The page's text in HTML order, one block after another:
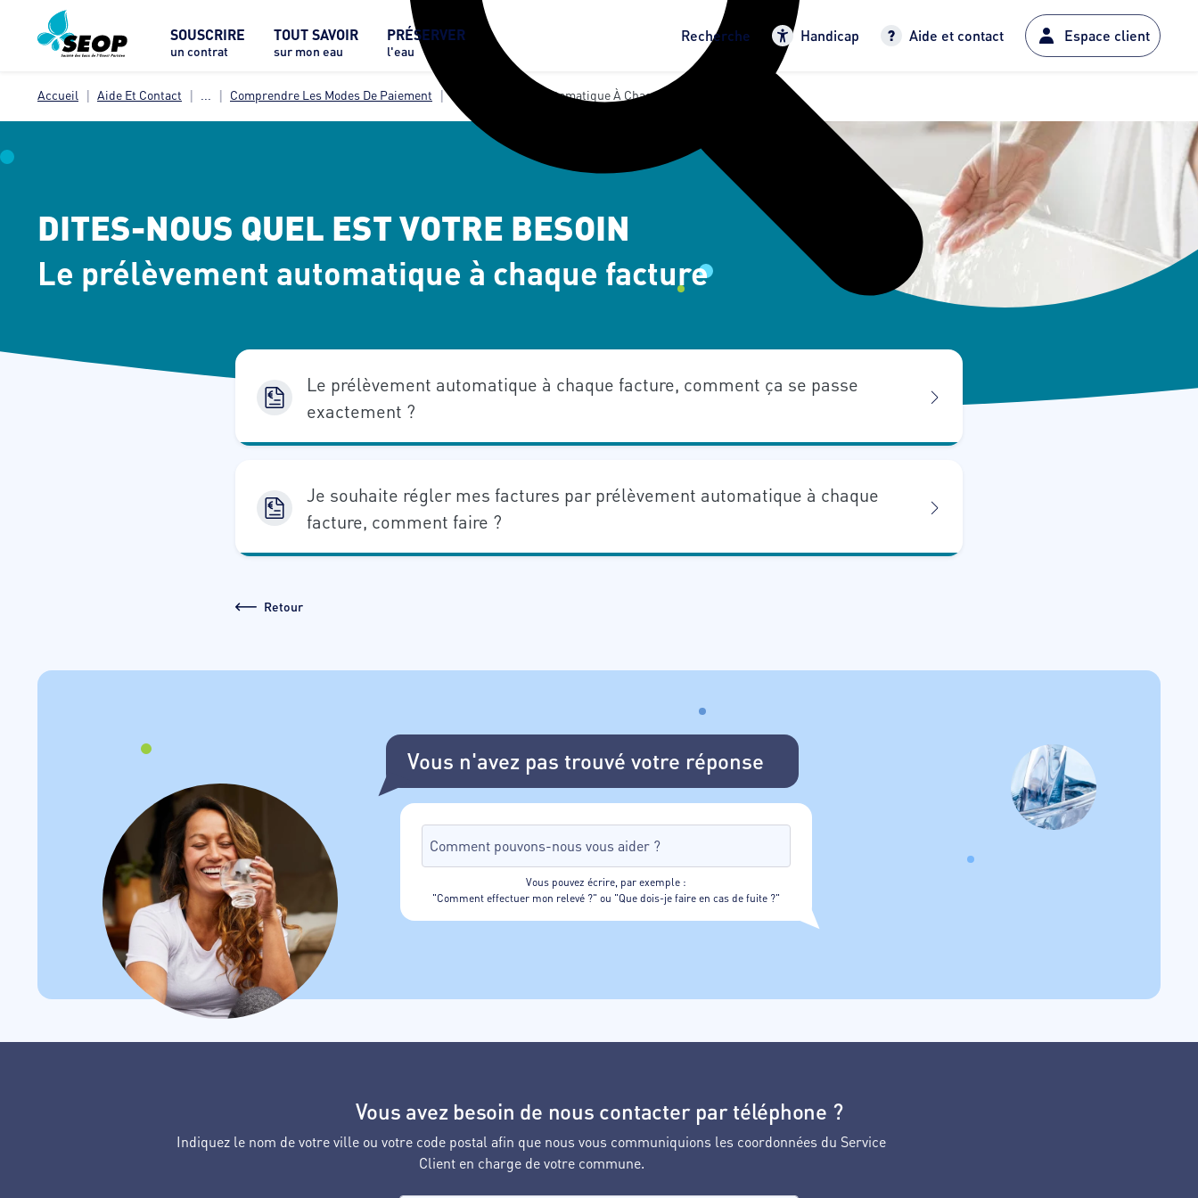
SOUSCRIRE
un contrat
TOUT SAVOIR
sur mon eau
PRÉSERVER
l'eau
Recherche Handicap Aide et contact Espace client
Accueil Aide Et Contact Comprendre Les Modes De Paiement Le Prélèvement Automatique À Chaque Facture
DITES-NOUS QUEL EST VOTRE BESOIN
Le prélèvement automatique à chaque facture
Le prélèvement automatique à chaque facture, comment ça se passe
exactement ?
Je souhaite régler mes factures par prélèvement automatique à chaque
facture, comment faire ?
Retour
Vous n'avez pas trouvé votre réponse
Vous pouvez écrire, par exemple :
"Comment effectuer mon relevé ?" ou "Que dois-je faire en cas de fuite ?"
Vous avez besoin de nous contacter par téléphone ?
Indiquez le nom de votre ville ou votre code postal afin que nous vous communiquions les coordonnées du Service
Client en charge de votre commune.